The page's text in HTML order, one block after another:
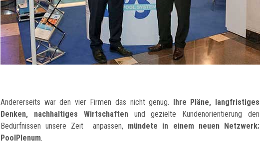
Andererseits war den vier Firmen das nicht genug.
Ihre Pläne, langfristiges
Denken, nachhaltiges Wirtschaftenund gezielte Kundenorientierung den
Bedürfnissen unsere Zeit anpassen, mündete in einem neuen Netzwerk:
PoolPlenum.